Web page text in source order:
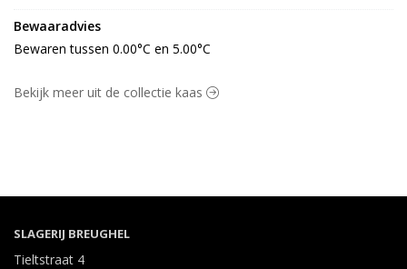
Bewaaradvies
Bewaren tussen 0.00°C en 5.00°C
Bekijk meer uit de collectie kaas
SLAGERIJ BREUGHEL
Tieltstraat 4